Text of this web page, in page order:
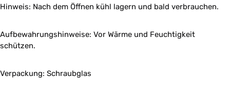
Hinweis: Nach dem Öffnen kühl lagern und bald verbrauchen.
Aufbewahrungshinweise: Vor Wärme und Feuchtigkeit
schützen.
Verpackung: Schraubglas